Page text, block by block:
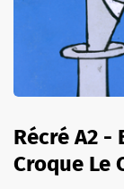
Récré A2 -
Croque Le